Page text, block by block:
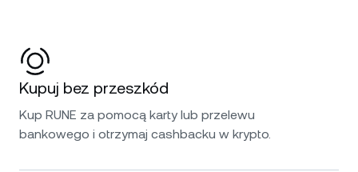
Kupuj bez przeszkód
Kup RUNE za pomocą karty lub przelewu
bankowego i otrzymaj cashbacku w krypto.